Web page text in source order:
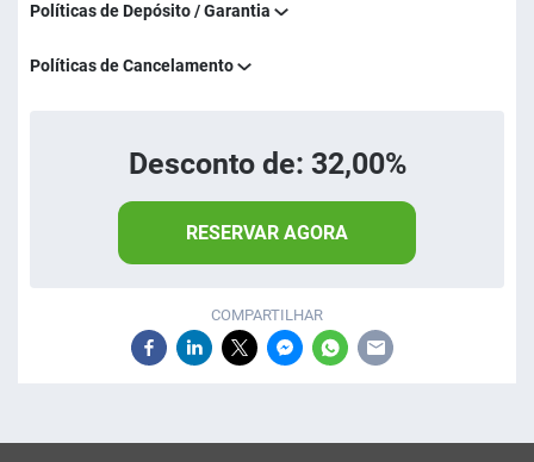
Políticas de Depósito / Garantia
Políticas de Cancelamento
Desconto de: 32,00%
RESERVAR AGORA
COMPARTILHAR